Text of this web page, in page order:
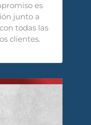
es
junto a
todas las
clientes.